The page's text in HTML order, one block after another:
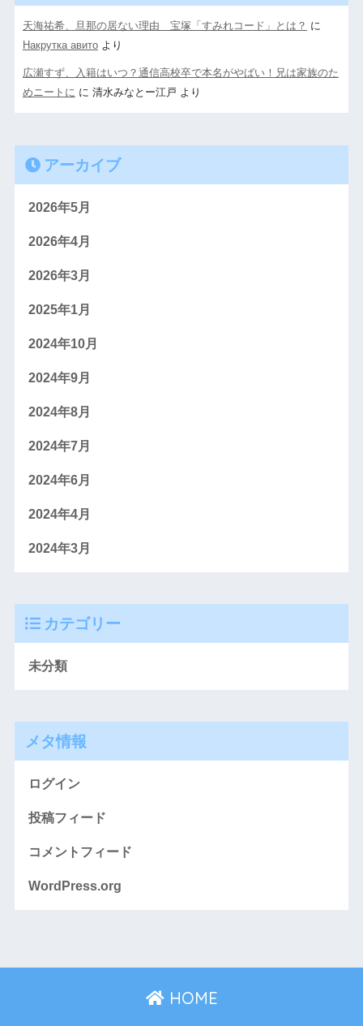
天海祐希、旦那の居ない理由 宝塚「すみれコード」とは？ に
Накрутка авитоより
広瀬すず、入籍はいつ？通信高校卒で本名がやばい！兄は家族のた
めニートに に 清水みなとー江戸 より
アーカイブ
2026年5月
2026年4月
2026年3月
2025年1月
2024年10月
2024年9月
2024年8月
2024年7月
2024年6月
2024年4月
2024年3月
カテゴリー
未分類
メタ情報
ログイン
投稿フィード
コメントフィード
WordPress.org
HOME